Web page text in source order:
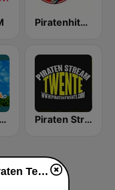
Piratenhits FM
Radio Acacia Piraten Stream Twente
Het Drachtster Piraten Team live luisteren